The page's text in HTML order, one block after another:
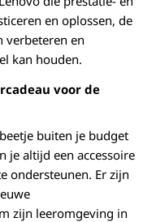
en oplossen, de
verbeteren en
kan houden.
voor de
buiten je budget
je altijd een accessoire
ondersteunen. Er zijn
zijn leeromgeving in